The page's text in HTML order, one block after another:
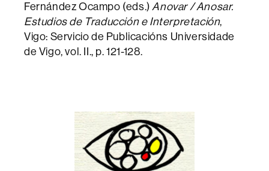
Fernández Ocampo (eds.)Anovar / Anosar.
Estudios de Traducción e Interpretación,
Vigo: Servicio de Publicacións Universidade
de Vigo, vol. II., p. 121-128.